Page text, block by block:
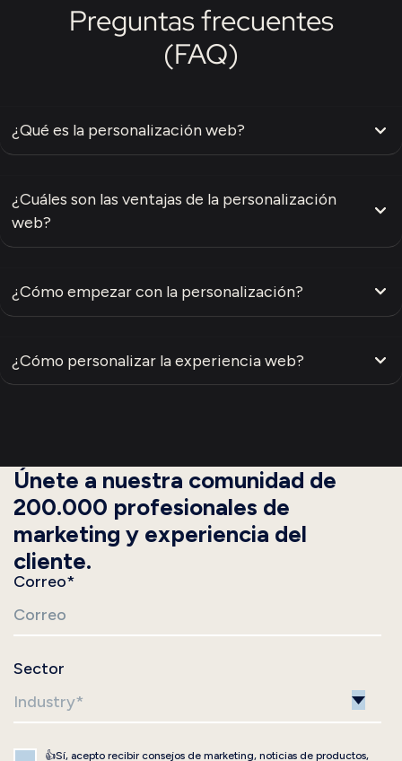
Preguntas frecuentes
(FAQ)
¿Qué es la personalización web?
¿Cuáles son las ventajas de la personalización
web?
¿Cómo empezar con la personalización?
¿Cómo personalizar la experiencia web?
Únete a nuestra comunidad de
200.000 profesionales de
marketing y experiencia del
cliente.
Correo*
Sector
👍Sí, acepto recibir consejos de marketing, noticias de productos,